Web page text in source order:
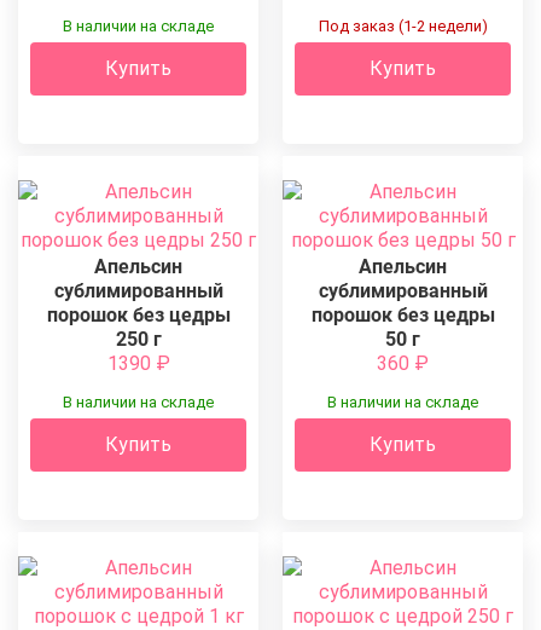
В наличии на складе
Купить
Под заказ (1-2 недели)
Купить
Апельсин
сублимированный
порошок без цедры
250 г
1390 ₽
В наличии на складе
Купить
Апельсин
сублимированный
порошок без цедры
50 г
360 ₽
В наличии на складе
Купить